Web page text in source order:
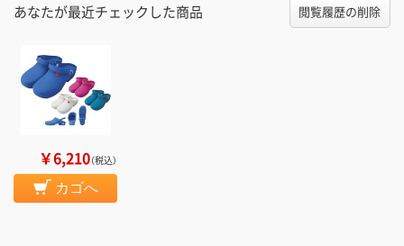
あなたが最近チェックした商品 閲覧履歴の削除
￥6,210（税込）
カゴへ